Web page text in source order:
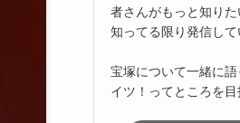
者さんがもっと知り
知ってる限り発信して
宝塚について一緒に
イツ！ってところを